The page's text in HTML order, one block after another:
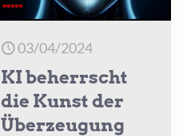
03/04/2024
KI beherrscht
die Kunst der
Überzeugung